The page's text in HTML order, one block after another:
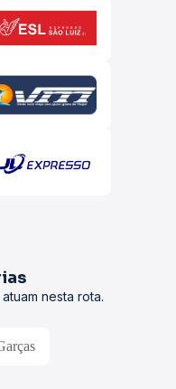
nesta rota.